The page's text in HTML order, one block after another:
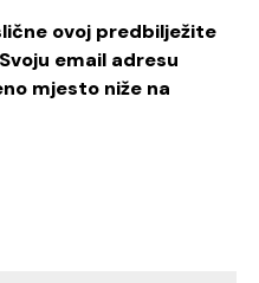
ovoj predbilježite
email adresu
mjesto niže na